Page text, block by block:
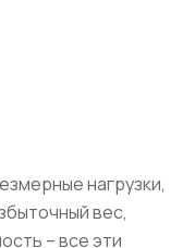
нагрузки,
вес,
– все эти